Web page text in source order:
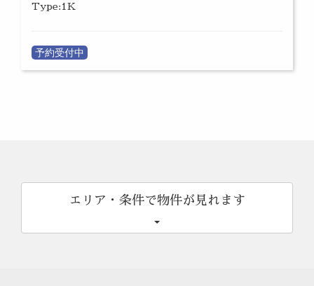
Type:1Ｋ
予約受付中
エリア・条件で物件が見れます